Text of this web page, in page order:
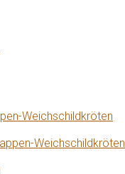
Weichschildkröten
Weichschildkröten